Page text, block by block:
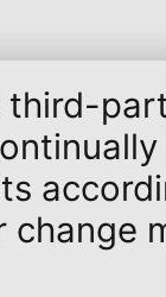
third-
change